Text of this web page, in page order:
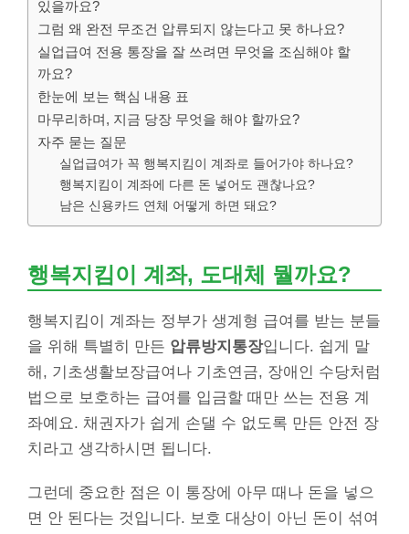
있을까요?
그럼 왜 완전 무조건 압류되지 않는다고 못 하나요?
실업급여 전용 통장을 잘 쓰려면 무엇을 조심해야 할
까요?
한눈에 보는 핵심 내용 표
마무리하며, 지금 당장 무엇을 해야 할까요?
자주 묻는 질문
실업급여가 꼭 행복지킴이 계좌로 들어가야 하나요?
행복지킴이 계좌에 다른 돈 넣어도 괜찮나요?
남은 신용카드 연체 어떻게 하면 돼요?
행복지킴이 계좌, 도대체 뭘까요?
행복지킴이 계좌는 정부가 생계형 급여를 받는 분들
을 위해 특별히 만든 압류방지통장입니다. 쉽게 말
해, 기초생활보장급여나 기초연금, 장애인 수당처럼
법으로 보호하는 급여를 입금할 때만 쓰는 전용 계
좌예요. 채권자가 쉽게 손댈 수 없도록 만든 안전 장
치라고 생각하시면 됩니다.
그런데 중요한 점은 이 통장에 아무 때나 돈을 넣으
면 안 된다는 것입니다. 보호 대상이 아닌 돈이 섞여